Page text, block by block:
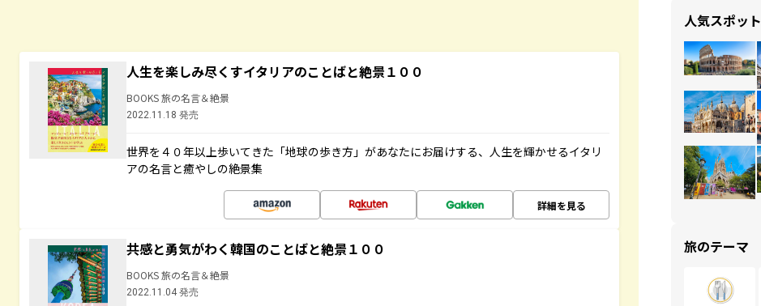
人生を楽しみ尽くすイタリアのことばと絶景１００
BOOKS 旅の名言＆絶景
2022.11.18 発売
世界を４０年以上歩いてきた「地球の歩き方」があなたにお届けする、人生を輝かせるイタリ
アの名言と癒やしの絶景集
詳細を見る
共感と勇気がわく韓国のことばと絶景１００
BOOKS 旅の名言＆絶景
2022.11.04 発売
人気スポット
旅のテーマ